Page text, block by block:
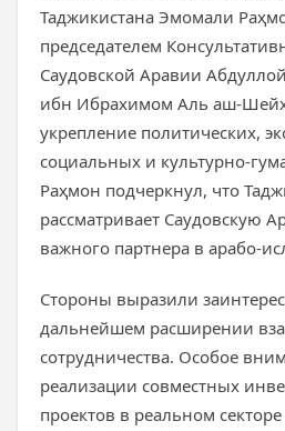
Таджикистана Эмомали
председателем
Саудовской Аравии
ибн Ибрахимом Аль аш-
укрепление политических,
социальных и культурно-
Раҳмон подчеркнул, что
рассматривает Саудовскую
важного партнера в арабо-
Стороны выразили
дальнейшем расширении
сотрудничества. Особое
реализации совместных
проектов в реальном